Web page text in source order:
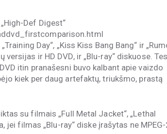
Def Digest“
Day“, „Kiss Kiss Bang Bang“ ir
ir HD DVD, ir „Blu-ray“ diskuose.
itin pranašesni buvo kalbant apie vaizdo
kiek per daug artefaktų, triukšmo, prastą
su filmais „Full Metal Jacket“, „Lethal
jei filmas „Blu-ray“ diske įrašytas ne MPEG-